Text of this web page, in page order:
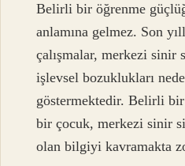
Belirli bir öğrenme
anlamına gelmez. Son
çalışmalar, merkezi sinir
işlevsel bozuklukları
göstermektedir. Belirli
bir çocuk, merkezi sinir
olan bilgiyi kavramakta